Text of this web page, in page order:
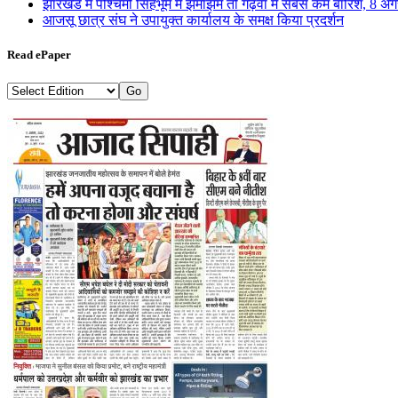
झारखंड में पश्चिमी सिंहभूम में झमाझम तो गढ़वा में सबसे कम बारिश, 8
आजसू छात्र संघ ने उपायुक्त कार्यालय के समक्ष किया प्रदर्शन
Read ePaper